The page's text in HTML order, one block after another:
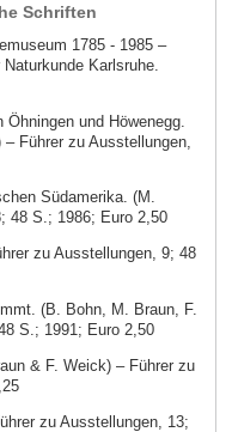
Schriften
1785 - 1985 –
Karlsruhe.
und Höwenegg.
Führer zu Ausstellungen,
Südamerika. (M.
48 S.; 1986; Euro 2,50
zu Ausstellungen, 9; 48
(B. Bohn, M. Braun, F.
S.; 1991; Euro 2,50
& F. Weick) – Führer zu
zu Ausstellungen, 13;